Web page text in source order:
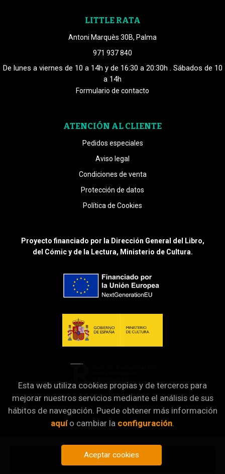
Añadir a mi cesta
LITTLE RATA
Antoni Marquès 30B, Palma
971 937 840
De lunes a viernes de 10 a 14h y de 16:30 a 20:30h . Sábados de 10
a 14h
Formulario de contacto
ATENCIÓN AL CLIENTE
Pedidos especiales
Aviso legal
Condiciones de venta
Protección de datos
Política de Cookies
Proyecto financiado por la Dirección General del Libro,
del Cómic y de la Lectura, Ministerio de Cultura.
Esta web utiliza cookies propias y de terceros para
mejorar nuestros servicios mediante el análisis de sus
hábitos de navegación. Puede obtener más información
aquío cambiar la configuración.
Aceptar cookies